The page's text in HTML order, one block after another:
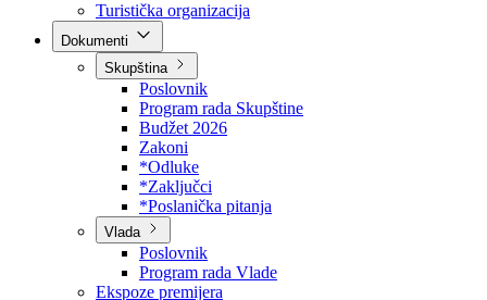
Agencija za privatizaciju
Arhiv kantona
Kantonalni stambeni fond
Turistička organizacija
Skupština
Poslovnik
Program rada Skupštine
Budžet 2026
Zakoni
*Odluke
*Zaključci
*Poslanička pitanja
Vlada